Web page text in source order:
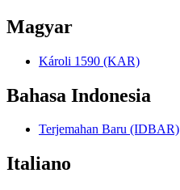
Magyar
Károli 1590 (KAR)
Bahasa Indonesia
Terjemahan Baru (IDBAR)
Italiano